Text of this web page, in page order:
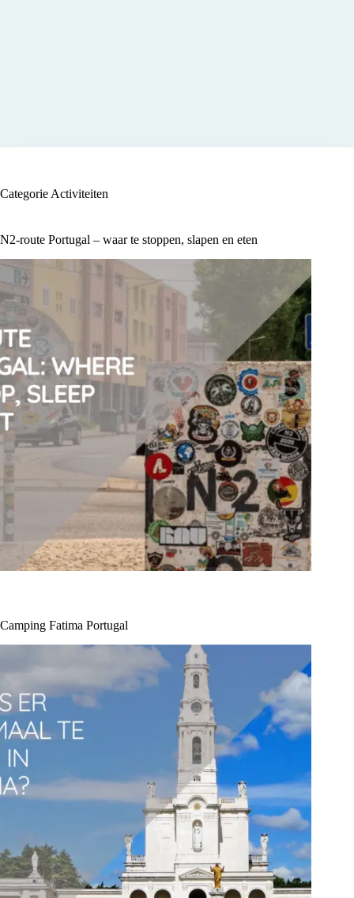
Categorie Activiteiten
N2-route Portugal – waar te stoppen, slapen en eten
Camping Fatima Portugal